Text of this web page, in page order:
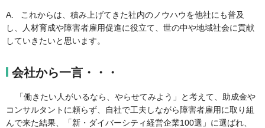
A. これからは、積み上げてきた社内のノウハウを他社にも普及
し、人材育成や障害者雇用促進に役立て、世の中や地域社会に貢献
していきたいと思います。
会社から一言・・・
「働きたい人がいるなら、やらせてみよう」と考えて、助成金や
コンサルタントに頼らず、自社で工夫しながら障害者雇用に取り組
んで来た結果、「新・ダイバーシティ経営企業100選」に選ばれ、